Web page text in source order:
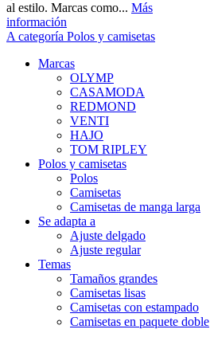
al estilo. Marcas como... Más
información
A categoría Polos y camisetas
Marcas
OLYMP
CASAMODA
REDMOND
VENTI
HAJO
TOM RIPLEY
Polos y camisetas
Polos
Camisetas
Camisetas de manga larga
Se adapta a
Ajuste delgado
Ajuste regular
Temas
Tamaños grandes
Camisetas lisas
Camisetas con estampado
Camisetas en paquete doble